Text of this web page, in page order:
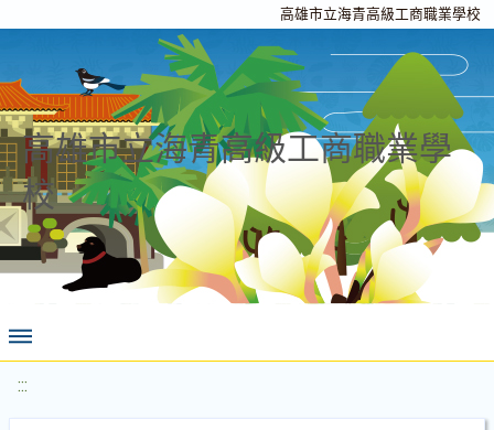
高雄市立海青高級工商職業學校
高雄市立海青高級工商職業學
校
:::